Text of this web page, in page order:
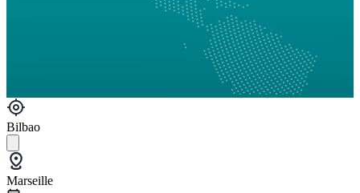
Bilbao
Marseille